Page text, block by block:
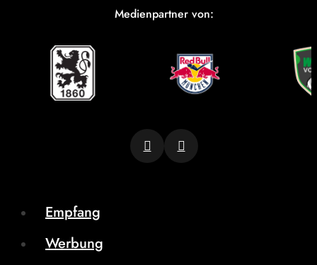
Medienpartner von:
Empfang
Werbung